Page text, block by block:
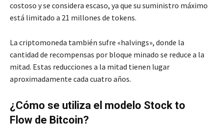
costoso y se considera escaso, ya que su suministro máximo
está limitado a 21 millones de tokens.
La criptomoneda también sufre «halvings», donde la
cantidad de recompensas por bloque minado se reduce a la
mitad. Estas reducciones a la mitad tienen lugar
aproximadamente cada cuatro años.
¿Cómo se utiliza el modelo Stock to
Flow de Bitcoin?